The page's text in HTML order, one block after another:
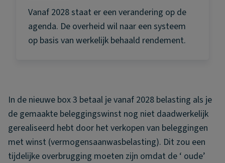
Vanaf 2028 staat er een verandering op de
agenda. De overheid wil naar een systeem
op basis van werkelijk behaald rendement.
In de nieuwe box 3 betaal je vanaf 2028 belasting als je
de gemaakte beleggingswinst nog niet daadwerkelijk
gerealiseerd hebt door het verkopen van beleggingen
met winst (vermogensaanwasbelasting). Dit zou een
tijdelijke overbrugging moeten zijn omdat de ‘ oude’